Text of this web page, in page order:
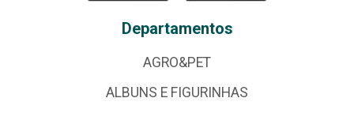
Departamentos
AGRO&PET
ALBUNS E FIGURINHAS